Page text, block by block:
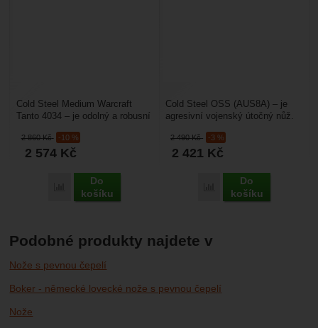
2 860Kč -10 %
2 574 Kč
Porovnat
Do
košíku
Cold Steel Medium Warcraft
Tanto 4034 – je odolný a robusní
moderní pojetí,...
2 490Kč -3 %
2 421 Kč
Porovnat
Do
košíku
Cold Steel OSS (AUS8A) – je
agresivní vojenský útočný nůž.
broušeným ostřím....
Podobné produkty najdete v
Nože s pevnou čepelí
Boker - německé lovecké nože s pevnou čepelí
Nože